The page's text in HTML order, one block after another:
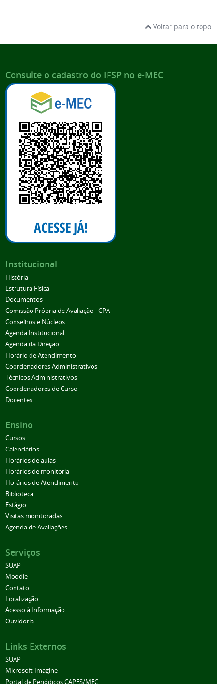
Voltar para o topo
Consulte o cadastro do IFSP no e-MEC
Institucional
História
Estrutura Física
Documentos
Comissão Própria de Avaliação - CPA
Conselhos e Núcleos
Agenda Institucional
Agenda da Direção
Horário de Atendimento
Coordenadores Administrativos
Técnicos Administrativos
Coordenadores de Curso
Docentes
Ensino
Cursos
Calendários
Horários de aulas
Horários de monitoria
Horários de Atendimento
Biblioteca
Estágio
Visitas monitoradas
Agenda de Avaliações
Serviços
SUAP
Moodle
Contato
Localização
Acesso à Informação
Ouvidoria
Links Externos
SUAP
Microsoft Imagine
Portal de Periódicos CAPES/MEC